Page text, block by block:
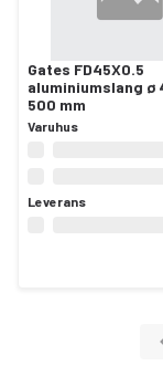
Gates FD45X0.5
aluminiumslang ø
500 mm
Varuhus
Leverans